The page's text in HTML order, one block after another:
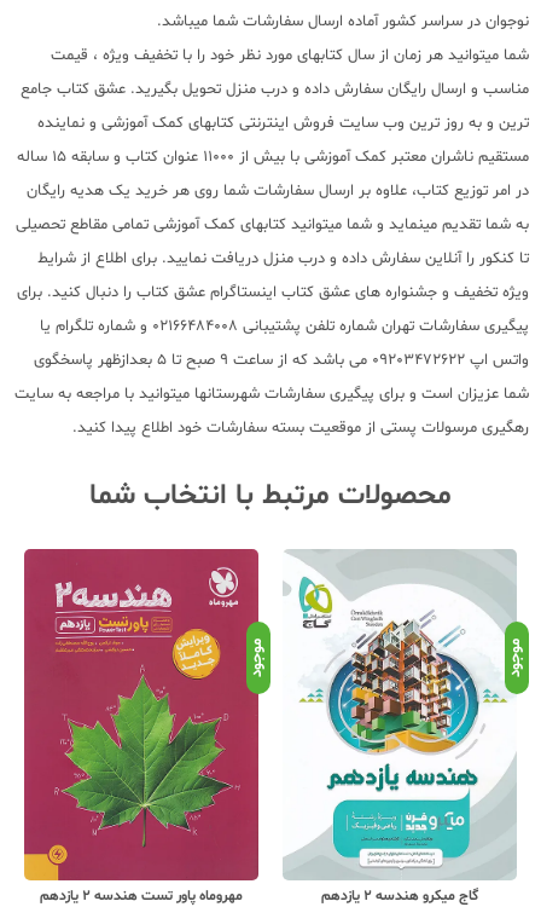
نوجوان در سراسر کشور آماده ارسال سفارشات شما میباشد.
شما میتوانید هر زمان از سال کتابهای مورد نظر خود را با تخفیف ویژه ، قیمت
مناسب و ارسال رایگان سفارش داده و درب منزل تحویل بگیرید. عشق کتاب جامع
ترین و به روز ترین وب سایت فروش اینترنتی کتابهای کمک آموزشی و نماینده
مستقیم ناشران معتبر کمک آموزشی با بیش از 11000 عنوان کتاب و سابقه 15 ساله
در امر توزیع کتاب، علاوه بر ارسال سفارشات شما روی هر خرید یک هدیه رایگان
به شما تقدیم مینماید و شما میتوانید کتابهای کمک آموزشی تمامی مقاطع تحصیلی
تا کنکور را آنلاین سفارش داده و درب منزل دریافت نمایید. برای اطلاع از شرایط
ویژه تخفیف و جشنواره های عشق کتاب اینستاگرام عشق کتاب را دنبال کنید. برای
پیگیری سفارشات تهران شماره تلفن پشتیبانی 02166484008 و شماره تلگرام یا
واتس اپ 09203472622 می باشد که از ساعت 9 صبح تا 5 بعدازظهر پاسخگوی
شما عزیزان است و برای پیگیری سفارشات شهرستانها میتوانید با مراجعه به سایت
رهگیری مرسولات پستی از موقعیت بسته سفارشات خود اطلاع پیدا کنید.
محصولات مرتبط با انتخاب شما
موجود
گاج میکرو هندسه 2 یازدهم
موجود
مهروماه پاور تست هندسه 2 یازدهم